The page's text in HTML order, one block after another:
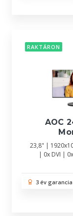
RAKTÁRON
AOC
23,8" |
| 0x DVI |
3 év garancia